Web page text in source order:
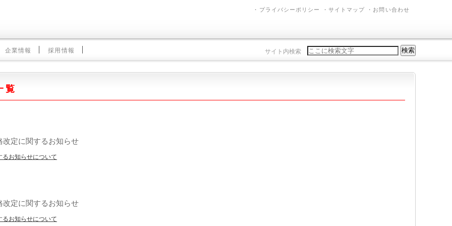
企業情報 採用情報
プライバシーポリシー サイトマップ お問い合わせ
サイト内検索 検索
覧
改定に関するお知らせ
お知らせについて
改定に関するお知らせ
お知らせについて